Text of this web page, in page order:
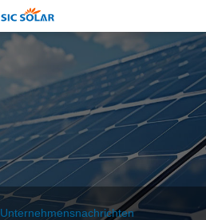
Unternehmensnachrichten